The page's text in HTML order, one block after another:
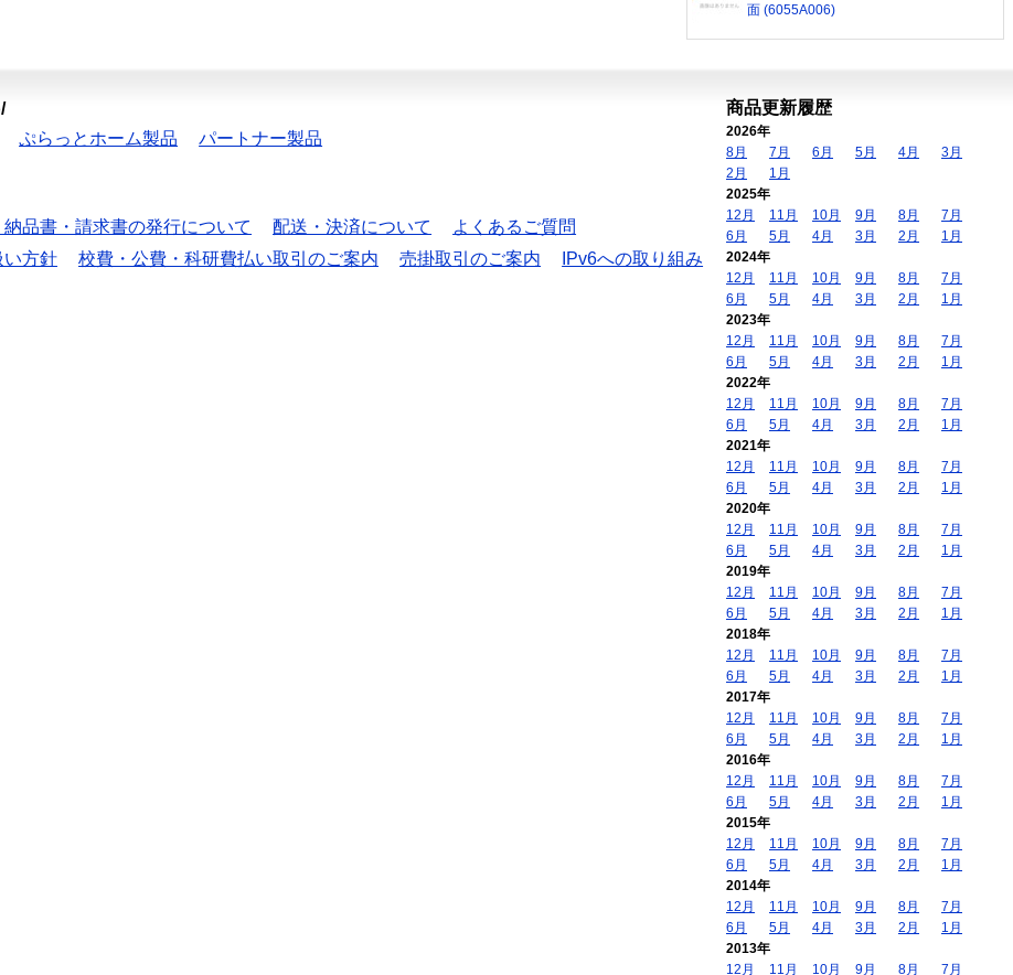
面 (6055A006)
ぷらっとホーム製品 パートナー製品
納品書・請求書の発行について 配送・決済について
よくあるご質問
い方針 校費・公費・科研費払い取引のご案内 売掛取引のご案内
IPv6への取り組み
商品更新履歴
2026年
8月
7月 6月 5月 4月
3月
2月
1月
2025年
12月
11月 10月 9月 8月
7月
6月
5月 4月 3月 2月
1月
2024年
12月
11月 10月 9月 8月
7月
6月
5月 4月 3月 2月
1月
2023年
12月
11月 10月 9月 8月
7月
6月
5月 4月 3月 2月
1月
2022年
12月
11月 10月 9月 8月
7月
6月
5月 4月 3月 2月
1月
2021年
12月
11月 10月 9月 8月
7月
6月
5月 4月 3月 2月
1月
2020年
12月
11月 10月 9月 8月
7月
6月
5月 4月 3月 2月
1月
2019年
12月
11月 10月 9月 8月
7月
6月
5月 4月 3月 2月
1月
2018年
12月
11月 10月 9月 8月
7月
6月
5月 4月 3月 2月
1月
2017年
12月
11月 10月 9月 8月
7月
6月
5月 4月 3月 2月
1月
2016年
12月
11月 10月 9月 8月
7月
6月
5月 4月 3月 2月
1月
2015年
12月
11月 10月 9月 8月
7月
6月
5月 4月 3月 2月
1月
2014年
12月
11月 10月 9月 8月
7月
6月
5月 4月 3月 2月
1月
2013年
12月
11月 10月 9月 8月 7月